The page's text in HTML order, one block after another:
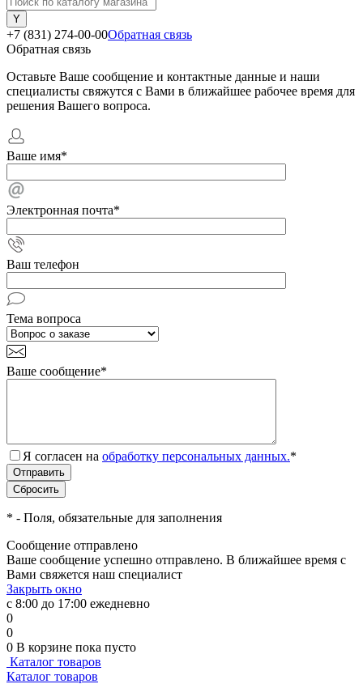
+7 (831) 274-00-00Обратная связь
Обратная связь
Оставьте Ваше сообщение и контактные данные и наши
специалисты свяжутся с Вами в ближайшее рабочее время для
решения Вашего вопроса.
Ваше имя*
Электронная почта*
Ваш телефон
Тема вопроса
Ваше сообщение*
Я согласен на обработку персональных данных.*
* - Поля, обязательные для заполнения
Сообщение отправлено
Ваше сообщение успешно отправлено. В ближайшее время с
Вами свяжется наш специалист
Закрыть окно
с 8:00 до 17:00 ежедневно
0
0
0 В корзине пока пусто
Каталог товаров
Каталог товаров